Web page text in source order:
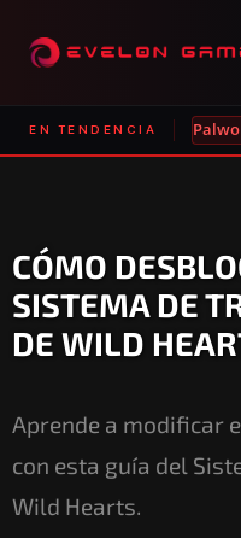
EN TENDENCIA
CÓMO
SISTEMA DE
DE WILD
Aprende a modificar
con esta guía del
Wild Hearts.